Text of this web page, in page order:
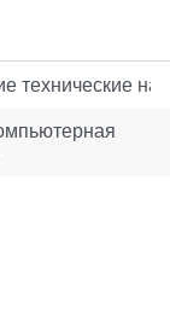
технические